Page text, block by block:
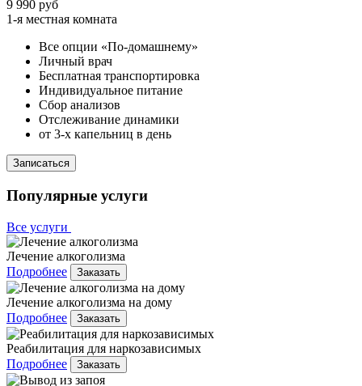
9 990 руб
1-я местная комната
Все опции «По-домашнему»
Личный врач
Бесплатная транспортировка
Индивидуальное питание
Сбор анализов
Отслеживание динамики
от 3-х капельниц в день
Записаться
Популярные услуги
Все услуги
Лечение алкоголизма
Подробнее
Заказать
Лечение алкоголизма на дому
Подробнее
Заказать
Реабилитация для наркозависимых
Подробнее
Заказать